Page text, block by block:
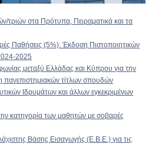
τριών στα Πρότυπα, Πειραματικά και τα
Παθήσεις (5%): Έκδοση Πιστοποιητικών
2025
μεταξύ Ελλάδας και Κύπρου για την
πανεπιστημιακών τίτλων σπουδών
Ιδρυμάτων και άλλων εγκεκριμένων
κατηγορία των μαθητών με σοβαρές
Βάσης Εισαγωγής (Ε.Β.Ε.) για τις